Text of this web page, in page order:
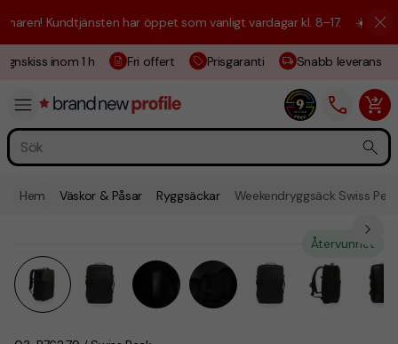
Kundtjänsten har öppet som vanligt vardagar kl. 8–17. ☀️ Vi är här
inom 1 h Fri offert Prisgaranti Snabb leverans
Hem Väskor & Påsar Ryggsäckar Weekendryggsäck Swiss
Återvunnet